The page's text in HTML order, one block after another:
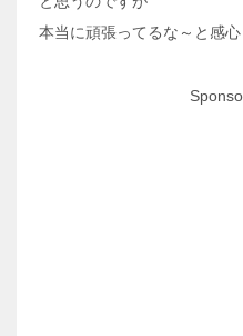
本当に頑張ってるな～と感心